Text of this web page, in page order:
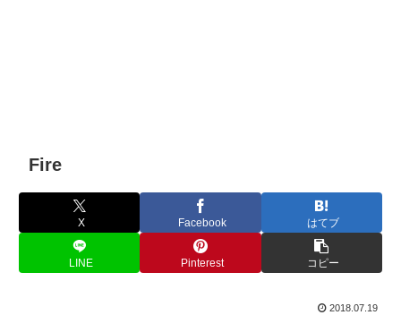
Fire
X Facebook はてブ
LINE Pinterest コピー
2018.07.19